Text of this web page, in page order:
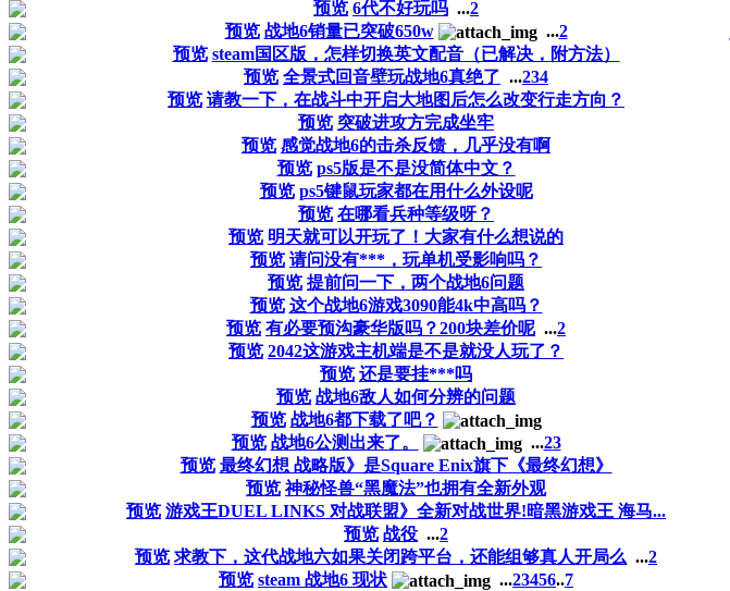
预览 6代不好玩吗 ...2
预览 战地6销量已突破650w ...2
预览 steam国区版，怎样切换英文配音（已解决，附方法）
预览 全景式回音壁玩战地6真绝了 ...234
预览 请教一下，在战斗中开启大地图后怎么改变行走方向？
预览 突破进攻方完成坐牢
预览 感觉战地6的击杀反馈，几乎没有啊
预览 ps5版是不是没简体中文？
预览 ps5键鼠玩家都在用什么外设呢
预览 在哪看兵种等级呀？
预览 明天就可以开玩了！大家有什么想说的
预览 请问没有***，玩单机受影响吗？
预览 提前问一下，两个战地6问题
预览 这个战地6游戏3090能4k中高吗？
预览 有必要预沟豪华版吗？200块差价呢 ...2
预览 2042这游戏主机端是不是就没人玩了？
预览 还是要挂***吗
预览 战地6敌人如何分辨的问题
预览 战地6都下载了吧？
预览 战地6公测出来了。 ...23
预览 最终幻想 战略版》是Square Enix旗下《最终幻想》
预览 神秘怪兽“黑魔法”也拥有全新外观
预览 游戏王DUEL LINKS 对战联盟》全新对战世界!暗黑游戏王 海马...
预览 战役 ...2
预览 求教下，这代战地六如果关闭跨平台，还能组够真人开局么 ...2
预览 steam 战地6 现状 ...23456..7